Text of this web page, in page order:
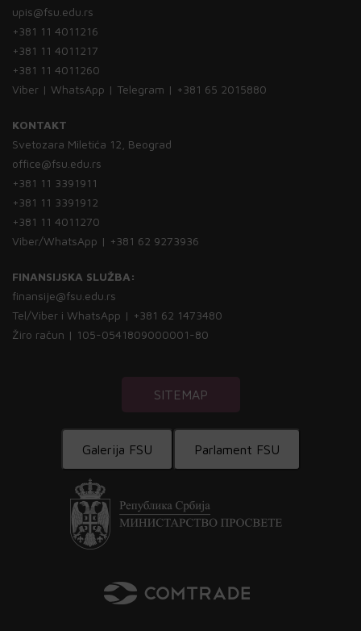
upis@fsu.edu.rs
+381 11 4011216
+381 11 4011217
+381 11 4011260
Viber | WhatsApp | Telegram | +381 65 2015880
KONTAKT
Svetozara Miletića 12, Beograd
office@fsu.edu.rs
+381 11 3391911
+381 11 3391912
+381 11 4011270
Viber/WhatsApp | +381 62 9273936
FINANSIJSKA SLUŽBA:
finansije@fsu.edu.rs
Tel/Viber i WhatsApp | +381 62 1473480
Žiro račun | 105-0541809000001-80
SITEMAP
Galerija FSU Parlament FSU